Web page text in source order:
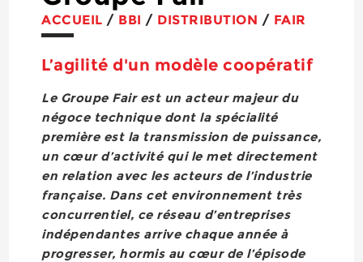
ACCUEIL / BBI / DISTRIBUTION / FAIR
L’agilité d'un modèle coopératif
Le Groupe Fair est un acteur majeur du
négoce technique dont la spécialité
première est la transmission de puissance,
un cœur d’activité qui le met directement
en relation avec les acteurs de l’industrie
française. Dans cet environnement très
concurrentiel, ce réseau d’entreprises
indépendantes arrive chaque année à
progresser, hormis au cœur de l’épisode